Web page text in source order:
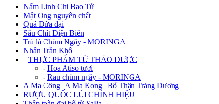
Nấm Linh Chi Bao Tử
Mật Ong nguyên chất
Quả Dứa dại
Sâu Chít Điện Biên
Trà lá Chùm Ngây - MORINGA
Nhân Trần Khô
THỰC PHẨM TỪ THẢO DƯỢC
- Hoa Atiso tươi
- Rau chùm ngây - MORINGA
A Ma Công | A Ma Kong | Bổ Thận Tráng Dương
RƯỢU QUỐC LỦI CHÍNH HIỆU